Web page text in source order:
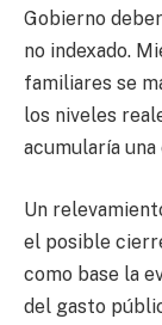
Gobierno
no indexado.
familiares se
los niveles
acumularía
Un
el posible
como base la
del gasto